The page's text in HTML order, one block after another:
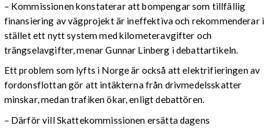
– Kommissionen konstaterar att bompengar som tillfällig
finansiering av vägprojekt är ineffektiva och rekommenderar i
stället ett nytt system med kilometeravgifter och
trängselavgifter, menar Gunnar Linberg i debattartikeln.
Ett problem som lyfts i Norge är också att elektrifieringen av
fordonsflottan gör att intäkterna från drivmedelsskatter
minskar, medan trafiken ökar, enligt debattören.
– Därför vill Skattekommissionen ersätta dagens